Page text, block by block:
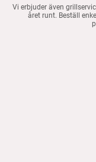
Vi erbjuder även
året runt. Beställ